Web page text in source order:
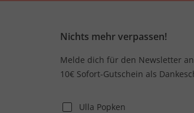
Nichts mehr verpassen!
Melde dich für den Newsletter
10€ Sofort-Gutschein als
Ulla Popken